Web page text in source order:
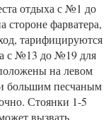
отдыха с №1 до
фарватера,
тарифицируются
с №13 до №19 для
на левом
большим песчаным
Стоянки 1-5